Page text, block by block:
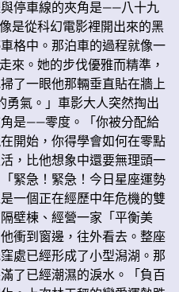
停車線的夾角是——八十九
是從科幻電影裡開出來的黑
格中。那泊車的過程就像一
來。她的步伐優雅而精準，
了一眼他那輛垂直貼在牆上
氣。」車影大人突然掏出
是——零度。「你被分配給
開始，你得學會如何在零點
，比他想象中還要無理頭一
緊急！緊急！今日星座運勢
一個正在經歷中年危機的雙
壁棟、經營一家「平衡美
衝到窗邊，往外看去。整座
處已經形成了小型潟湖。那
了已經潮濕的淚水。「負百